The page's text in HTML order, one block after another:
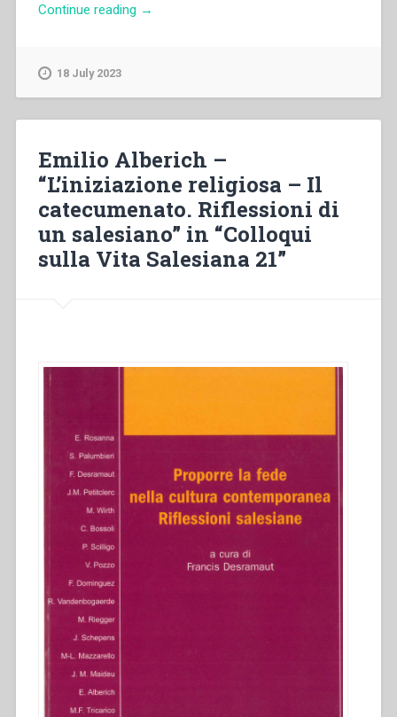
Continue reading “Pietro
della
«contestazione
giovanile»”
→
18 July 2023
Emilio Alberich –
“L’iniziazione religiosa – Il
catecumenato. Riflessioni di
un salesiano” in “Colloqui
sulla Vita Salesiana 21”